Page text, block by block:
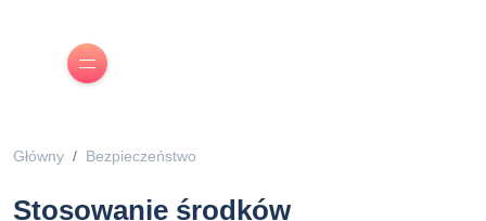
Główny Bezpieczeństwo
Stosowanie środków